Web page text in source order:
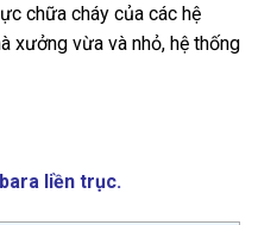
chữa cháy của các hệ
xưởng vừa và nhỏ, hệ thống
liền trục.